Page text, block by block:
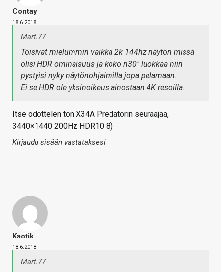
Contay
18.6.2018
Marti77
Toisivat mielummin vaikka 2k 144hz näytön missä
olisi HDR ominaisuus ja koko n30" luokkaa niin
pystyisi nyky näytönohjaimilla jopa pelamaan.
Ei se HDR ole yksinoikeus ainostaan 4K resoilla.
Itse odottelen ton X34A Predatorin seuraajaa,
3440×1440 200Hz HDR10 8)
Kirjaudu sisään vastataksesi
Kaotik
18.6.2018
Marti77